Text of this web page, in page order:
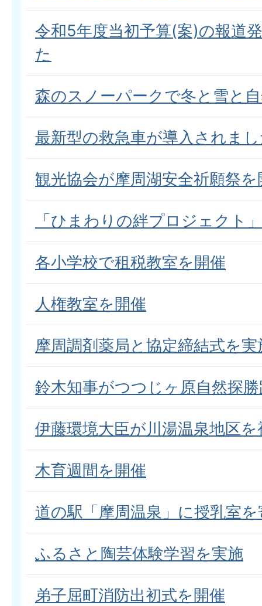
令和5年度当初予算(案)の報道
た
森のスノーパークで冬と雪と
最新型の救急車が導入されま
観光協会が摩周湖安全祈願祭を
「ひまわりの絆プロジェクト
各小学校で租税教室を開催
人権教室を開催
摩周調剤薬局と協定締結式を実
鈴木知事がつつじヶ原自然探
伊藤環境大臣が川湯温泉地区を
木育週間を開催
道の駅「摩周温泉」に授乳室を
ふるさと陶芸体験学習を実施
弟子屈町消防出初式を開催